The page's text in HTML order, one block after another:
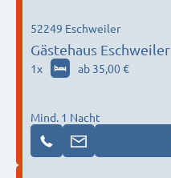
Gästehaus Eschweiler
52249 Eschweiler
1x ab 35,00 €
Mind. 1 Nacht